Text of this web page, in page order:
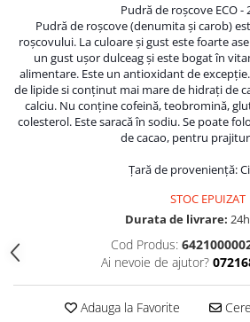
COSMETICE
REMEDII NATURISTE
TOATE PRODUSELE
Pudră de roșcove ECO -
Pudră de roșcove (denumita și carob)
roșcovului. La culoare și gust este foarte
un gust ușor dulceag și este bogat în
alimentare. Este un antioxidant de
de lipide si conținut mai mare de hidrați de
calciu. Nu conține cofeină, teobromină,
colesterol. Este saracă în sodiu. Se poate
de cacao, pentru
Țară de proveniență:
STOC EPUIZAT
Durata de livrare:
Cod Produs:
Ai nevoie de ajutor?
Adauga la Favorite